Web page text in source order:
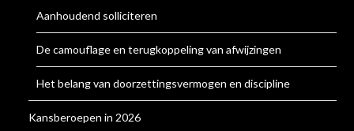
Aanhoudend solliciteren
De camouflage en terugkoppeling van afwijzingen
Het belang van doorzettingsvermogen en discipline
Kansberoepen in 2026